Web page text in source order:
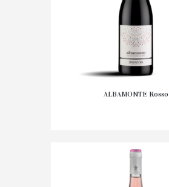
ALBAMONTE Rosso